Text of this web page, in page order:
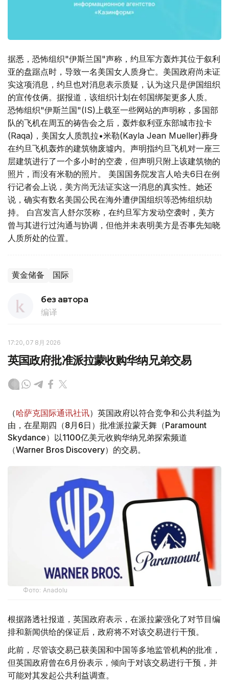
据悉，恐怖组织"伊斯兰国"声称，约旦军方轰炸其位于叙利
亚的盘踞点时，导致一名美国女人质身亡。美国政府尚未证
实这项消息，约旦也对消息表示质疑，认为这只是伊国组织
的宣传伎俩。据报道，该组织计划在邻国绑架更多人质。
恐怖组织"伊斯兰国"(IS)上载至一些网站的声明称，多国部
队的飞机在周五的祷告会之后，轰炸叙利亚东部城市拉卡
(Raqa)，美国女人质凯拉•米勒(Kayla Jean Mueller)葬身
在约旦飞机轰炸的建筑物废墟内。声明指约旦飞机对一座三
层建筑进行了一个多小时的空袭，但声明只附上该建筑物的
照片，而没有米勒的照片。 美国国务院发言人哈夫6日在例
行记者会上说，美方尚无法证实这一消息的真实性。她还
说，确实有数名美国公民在海外遭伊国组织等恐怖组织劫
持。 白宫发言人舒尔茨称，在约旦军方发动空袭时，美方
曾与其进行过沟通与协调，但他并未表明美方是否事先知晓
人质所处的位置。
黄金储备 国际
без автора
编译
17:20, 07 8月 2026
英国政府批准派拉蒙收购华纳兄弟交易
（哈萨克国际通讯社讯）英国政府以符合竞争和公共利益为
由，在星期四（8月6日）批准派拉蒙天舞（Paramount
Skydance）以1100亿美元收购华纳兄弟探索频道
（Warner Bros Discovery）的交易。
Фото: Аnadolu
根据路透社报道，英国政府表示，在派拉蒙强化了对节目编
排和新闻供给的保证后，政府将不对该交易进行干预。
此前，尽管该交易已获美国和中国等多地监管机构的批准，
但英国政府曾在6月份表示，倾向于对该交易进行干预，并
可能对其发起公共利益调查。